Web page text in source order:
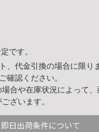
です。
、代金引換の場合に限り
確認ください。
合や在庫状況によって、
ざいます。
即日出荷条件について